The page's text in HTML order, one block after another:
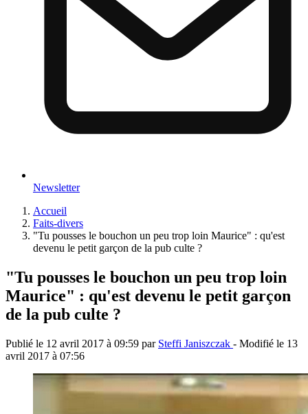
Newsletter
Accueil
Faits-divers
"Tu pousses le bouchon un peu trop loin Maurice" : qu'est
devenu le petit garçon de la pub culte ?
"Tu pousses le bouchon un peu trop loin
Maurice" : qu'est devenu le petit garçon
de la pub culte ?
Publié le 12 avril 2017 à 09:59 par Steffi Janiszczak - Modifié le 13
avril 2017 à 07:56